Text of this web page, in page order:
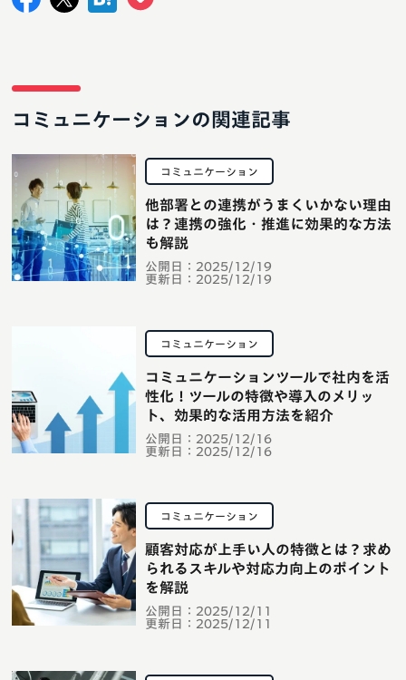
コミュニケーションの関連記事
コミュニケーション
公開日： 2025/12/19
更新日： 2025/12/19
他部署との連携がうまくいかない理由
は？連携の強化・推進に効果的な方法
も解説
コミュニケーション
公開日： 2025/12/16
更新日： 2025/12/16
コミュニケーションツールで社内を活
性化！ツールの特徴や導入のメリッ
ト、効果的な活用方法を紹介
コミュニケーション
公開日： 2025/12/11
更新日： 2025/12/11
顧客対応が上手い人の特徴とは？求め
られるスキルや対応力向上のポイント
を解説